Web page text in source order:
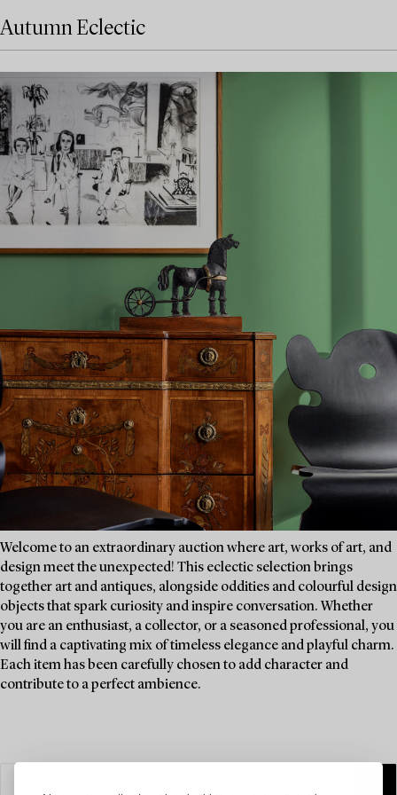
Autumn Eclectic
Welcome to an extraordinary auction where art, works of art, and
design meet the unexpected! This eclectic selection brings
together art and antiques, alongside oddities and colourful design
objects that spark curiosity and inspire conversation. Whether
you are an enthusiast, a collector, or a seasoned professional, you
will find a captivating mix of timeless elegance and playful charm.
Each item has been carefully chosen to add character and
contribute to a perfect ambience.